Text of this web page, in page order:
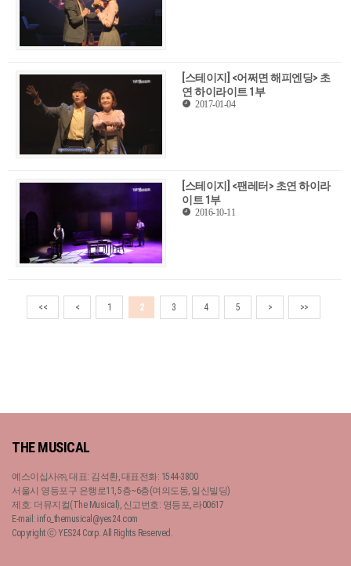
[스테이지] <어쩌면 해피엔딩> 초
연 하이라이트 1부
2017-01-04
[스테이지] <팬레터> 초연 하이라
이트 1부
2016-10-11
<< < 1 2 3 4 5 > >>
THE MUSICAL
예스이십사㈜, 대표: 김석환, 대표전화: 1544-3800
서울시 영등포구 은행로11, 5층~6층(여의도동, 일신빌딩)
제호: 더뮤지컬(The Musical), 신고번호: 영등포, 라00617
E-mail: info_themusical@yes24.com
Copyright ⓒ YES24 Corp. All Rights Reserved.